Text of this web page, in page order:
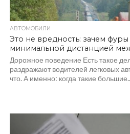
АВТОМОБИЛИ
Это не вредность: зачем фуры
минимальной дистанцией
Дорожное поведение Есть такое
раздражают водителей легковых
что. А именно: когда такие